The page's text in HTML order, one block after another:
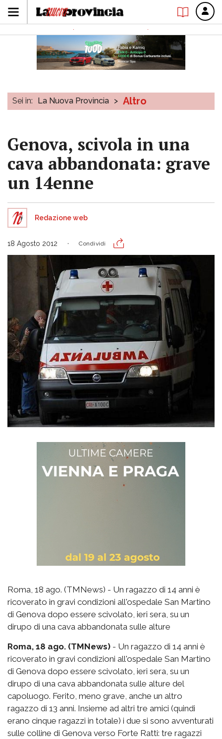
Sei in: La Nuova Provincia > Altro
Genova, scivola in una
cava abbandonata: grave
un 14enne
Redazione web
18 Agosto 2012 Condividi
Roma, 18 ago. (TMNews) - Un ragazzo di 14 anni è
ricoverato in gravi condizioni all'ospedale San Martino
di Genova dopo essere scivolato, ieri sera, su un
dirupo di una cava abbandonata sulle alture
Roma, 18 ago. (TMNews) - Un ragazzo di 14 anni è
ricoverato in gravi condizioni all'ospedale San Martino
di Genova dopo essere scivolato, ieri sera, su un
dirupo di una cava abbandonata sulle alture del
capoluogo. Ferito, meno grave, anche un altro
ragazzo di 13 anni. Insieme ad altri tre amici (quindi
erano cinque ragazzi in totale) i due si sono avventurati
sulle colline di Genova verso Forte Ratti: tre ragazzi